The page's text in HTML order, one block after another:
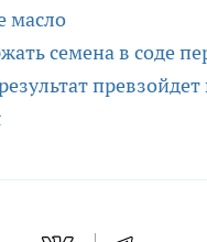
масло
семена в соде